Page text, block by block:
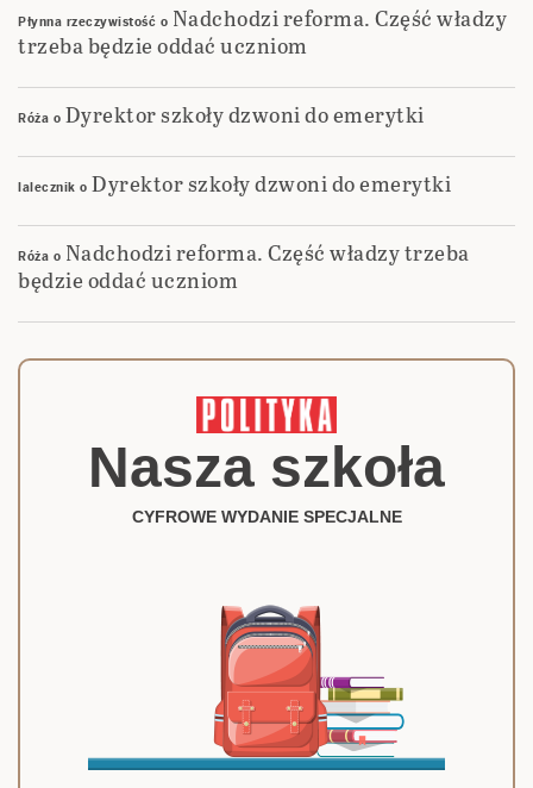
Płynna rzeczywistość o Nadchodzi reforma. Część władzy
trzeba będzie oddać uczniom
Róża o Dyrektor szkoły dzwoni do emerytki
lalecznik o Dyrektor szkoły dzwoni do emerytki
Róża o Nadchodzi reforma. Część władzy trzeba
będzie oddać uczniom
Nasza szkoła
CYFROWE WYDANIE SPECJALNE